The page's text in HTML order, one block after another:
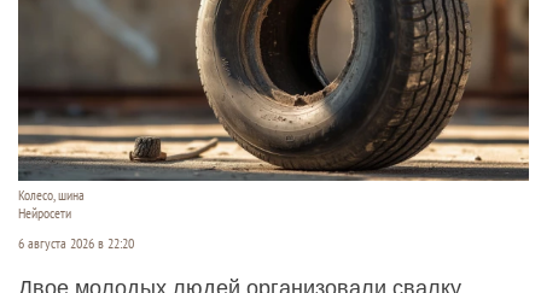
Колесо, шина
Нейросети
6 августа 2026 в 22:20